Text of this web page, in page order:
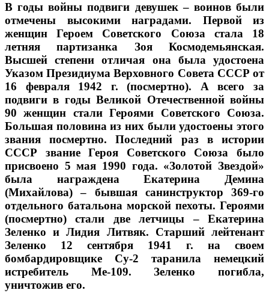
В годы войны подвиги девушек – воинов были
отмечены высокими наградами. Первой из
женщин Героем Советского Союза стала 18
летняя партизанка Зоя Космодемьянская.
Высшей степени отличая она была удостоена
Указом Президиума Верховного Совета СССР от
16 февраля 1942 г. (посмертно). А всего за
подвиги в годы Великой Отечественной войны
90 женщин стали Героями Советского Союза.
Большая половина из них были удостоены этого
звания посмертно. Последний раз в истории
СССР звание Героя Советского Союза было
присвоено 5 мая 1990 года. «Золотой Звездой»
была награждена Екатерина Демина
(Михайлова) – бывшая санинструктор 369-го
отдельного батальона морской пехоты. Героями
(посмертно) стали две летчицы – Екатерина
Зеленко и Лидия Литвяк. Старший лейтенант
Зеленко 12 сентября 1941 г. на своем
бомбардировщике Су-2 таранила немецкий
истребитель Ме-109. Зеленко погибла,
уничтожив его.